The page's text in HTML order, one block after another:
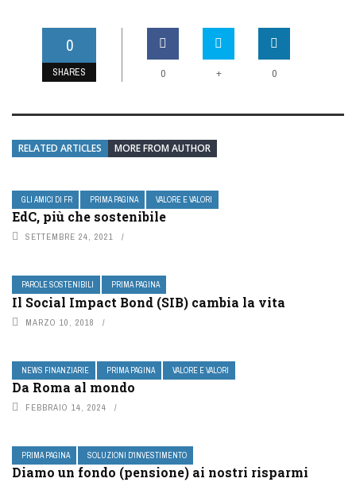
0
SHARES 0 + 0
RELATED ARTICLES MORE FROM AUTHOR
GLI AMICI DI FR PRIMA PAGINA VALORE E VALORI
EdC, più che sostenibile
SETTEMBRE 24, 2021
PAROLE SOSTENIBILI PRIMA PAGINA
Il Social Impact Bond (SIB) cambia la vita
MARZO 10, 2018
NEWS FINANZIARIE PRIMA PAGINA VALORE E VALORI
Da Roma al mondo
FEBBRAIO 14, 2024
PRIMA PAGINA SOLUZIONI D'INVESTIMENTO
Diamo un fondo (pensione) ai nostri risparmi